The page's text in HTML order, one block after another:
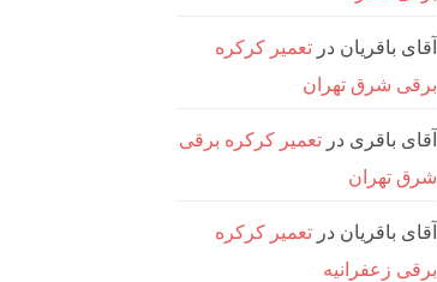
آقای باقریان درتعمیر کرکره
برقی شرق تهران
آقای باقری درتعمیر کرکره برقی
شرق تهران
آقای باقریان درتعمیر کرکره
برقی زعفرانیه